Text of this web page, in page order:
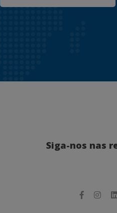
Siga-nos nas